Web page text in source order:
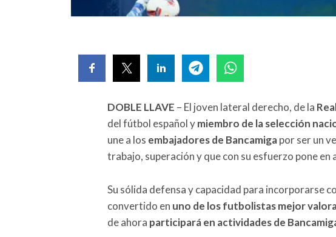
DOBLE LLAVE – El joven lateral derecho, de la
del fútbol español ymiembro de la selección
une a los embajadores de Bancamigapor ser un
trabajo, superación y que con su esfuerzo pone en
Su sólida defensa y capacidad para incorporarse
convertido en uno de los futbolistas mejor
de ahora participará en actividades de